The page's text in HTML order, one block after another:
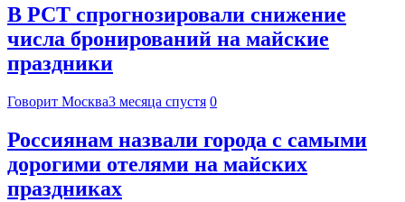
В РСТ спрогнозировали снижение
числа бронирований на майские
праздники
Говорит Москва3 месяца спустя 0
Россиянам назвали города с самыми
дорогими отелями на майских
праздниках